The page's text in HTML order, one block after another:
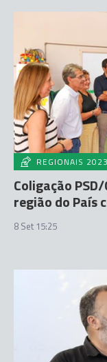
REGIONAIS 2023
Coligação
região do País
8 Set 15:25